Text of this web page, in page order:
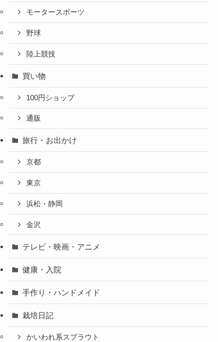
モータースポーツ
野球
陸上競技
買い物
100円ショップ
通販
旅行・お出かけ
京都
東京
浜松・静岡
金沢
テレビ・映画・アニメ
健康・入院
手作り・ハンドメイド
栽培日記
かいわれ系スプラウト